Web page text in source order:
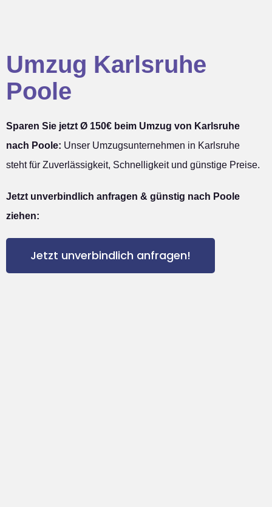
Umzug Karlsruhe
Poole
Sparen Sie jetzt Ø 150€ beim Umzug von Karlsruhe
nach Poole: Unser Umzugsunternehmen in Karlsruhe
steht für Zuverlässigkeit, Schnelligkeit und günstige Preise.
Jetzt unverbindlich anfragen & günstig nach Poole
ziehen:
Jetzt unverbindlich anfragen!